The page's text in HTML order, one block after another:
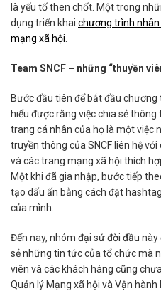
là yếu tố then chốt. Một trong
dụng triển khai chương trình
mạng xã hội
Team SNCF – những “thuyền
Bước đầu tiên để bắt đầu
hiểu được rằng việc chia sẻ
trang cá nhân của họ là một việc
truyền thông của SNCF liên hệ
và các trang mạng xã hội thích
Một khi đã gia nhập, bước tiếp
tạo dấu ấn bằng cách đặt
của mình.
Đến nay, nhóm đại sứ đời đầu
sẻ những tin tức của tổ chức mà
viên và các khách hàng cũng
Quản lý Mạng xã hội và Vận hành